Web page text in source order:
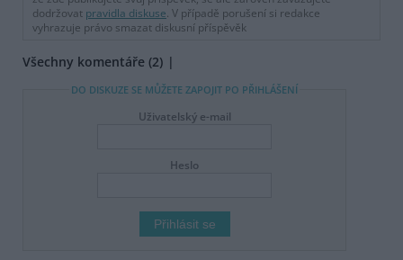
dodržovat pravidla diskuse. V případě porušení si redakce
vyhrazuje právo smazat diskusní příspěvěk
Všechny komentáře (2)
DO DISKUZE SE MŮŽETE ZAPOJIT PO PŘIHLÁŠENÍ
Uživatelský e-mail
Heslo